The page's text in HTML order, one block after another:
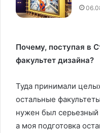
Почему, поступая в
факультет дизайна?
Туда принимали
остальные
нужен был серьезный
а моя подготовка